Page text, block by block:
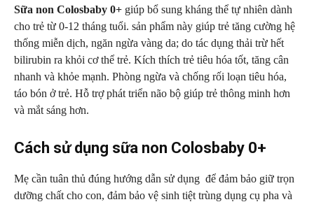
Sữa non Colosbaby 0+ giúp bổ sung kháng thể tự nhiên dành
cho trẻ từ 0-12 tháng tuổi. sản phẩm này giúp trẻ tăng cường hệ
thống miễn dịch, ngăn ngừa vàng da; do tác dụng thải trừ hết
bilirubin ra khỏi cơ thể trẻ. Kích thích trẻ tiêu hóa tốt, tăng cân
nhanh và khỏe mạnh. Phòng ngừa và chống rối loạn tiêu hóa,
táo bón ở trẻ. Hỗ trợ phát triển não bộ giúp trẻ thông minh hơn
và mắt sáng hơn.
Cách sử dụng sữa non Colosbaby 0+
Mẹ cần tuân thủ đúng hướng dẫn sử dụng để đảm bảo giữ trọn
dưỡng chất cho con, đảm bảo vệ sinh tiệt trùng dụng cụ pha và